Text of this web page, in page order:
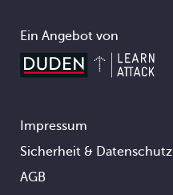
Ein Angebot von
Footer
Impressum
Sicherheit & Datenschutz
AGB